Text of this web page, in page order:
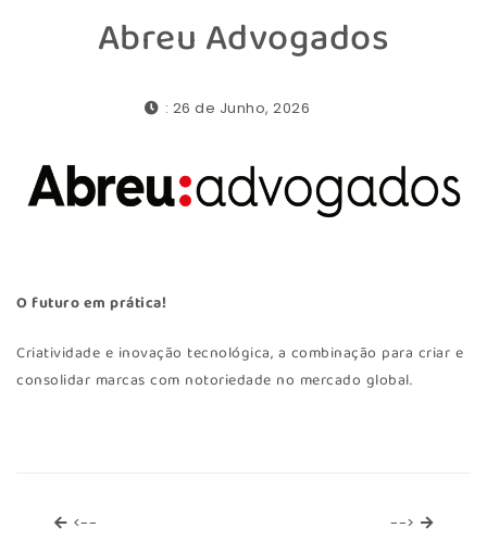
Abreu Advogados
: 26 de Junho, 2026
O futuro em prática!
Criatividade e inovação tecnológica, a combinação para criar e
consolidar marcas com notoriedade no mercado global.
<-- --> -->